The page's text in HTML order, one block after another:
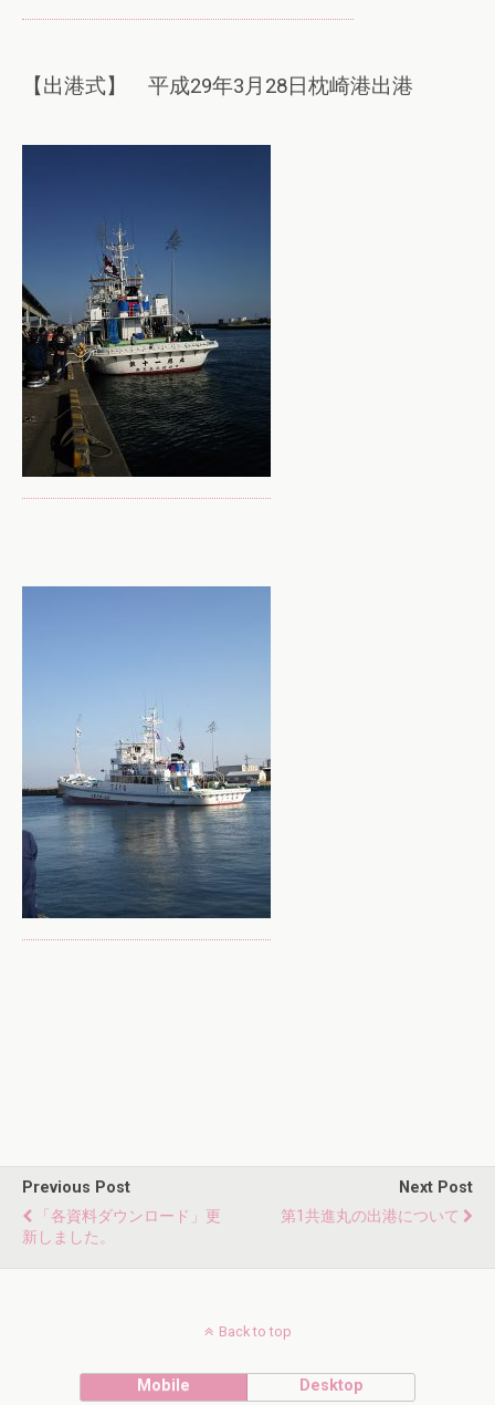
【出港式】 平成29年3月28日枕崎港出港
Previous Post
「各資料ダウンロード」更
新しました。
Next Post
第1共進丸の出港について
Back to top
Mobile Desktop